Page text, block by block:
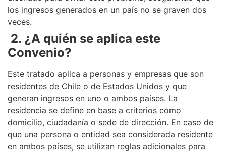
los ingresos generados en un país no se graven dos
veces.
2. ¿A quién se aplica este
Convenio?
Este tratado aplica a personas y empresas que son
residentes de Chile o de Estados Unidos y que
generan ingresos en uno o ambos países. La
residencia se define en base a criterios como
domicilio, ciudadanía o sede de dirección. En caso de
que una persona o entidad sea considerada residente
en ambos países, se utilizan reglas adicionales para